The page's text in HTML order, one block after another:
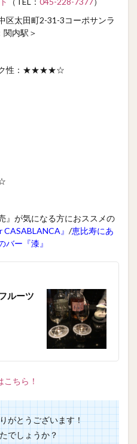
区太田町2-31-3コーポサンラ
関内駅＞
ク性：★★★★☆
』が気になる方におススメの
』 /恵比寿にあ
バー『漆』
ルーツ
ちら！
がとうございます！
でしょうか？